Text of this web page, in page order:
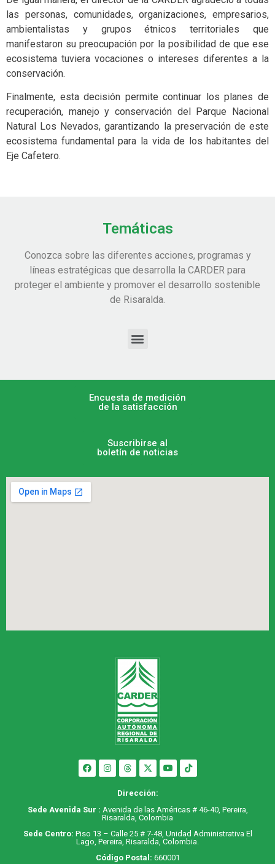
las personas, comunidades, organizaciones, empresarios,
ambientalistas y grupos étnicos territoriales que
manifestaron su preocupación por la posibilidad de que ese
ecosistema tuviera vocaciones o intereses diferentes a la
conservación.
Finalmente, esta decisión permite continuar los planes de
recuperación, manejo y conservación del Parque Nacional
Natural Los Nevados, garantizando la preservación de este
ecosistema fundamental para la vida de los habitantes del
Eje Cafetero.
Temáticas
Conozca sobre las diferentes acciones, programas y
líneas estratégicas que desarrolla la CARDER para
proteger el ambiente y promover el desarrollo sostenible
de Risaralda.
Encuesta de medición
de la satisfacción
Suscribirse al
boletín de noticias
Dirección:
Sede Avenida Sur : Avenida de las Américas # 46-40, Pereira,
Risaralda, Colombia
Sede Centro: Piso 13 – Calle 25 # 7-48, Unidad Administrativa El
Lago, Pereira, Risaralda, Colombia.
Código Postal: 660001